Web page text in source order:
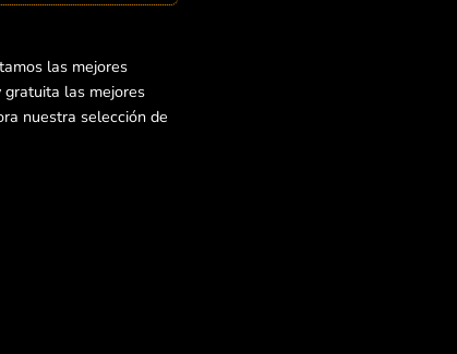
las mejores
las mejores
nuestra selección de